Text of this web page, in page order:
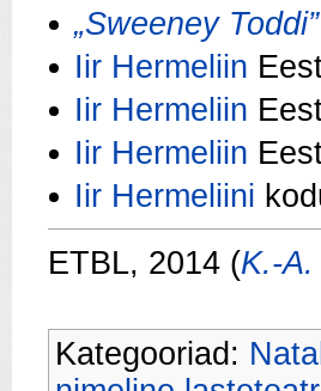
„Sweeney
Iir Hermeliin
Iir Hermeliin
Iir Hermeliin
Iir Hermeliini
ETBL, 2014 (K.-
Kategooriad: